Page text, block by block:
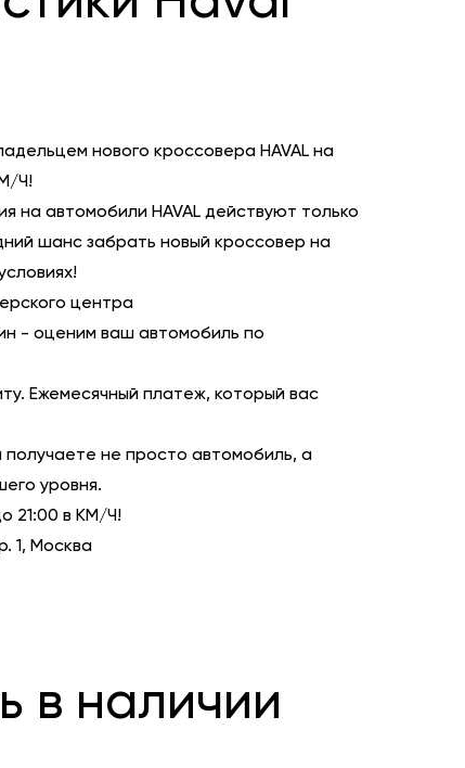
нового кроссовера HAVAL на
Ч!
на автомобили HAVAL действуют только
шанс забрать новый кроссовер на
центра
- оценим ваш автомобиль по
Ежемесячный платеж, который вас
не просто автомобиль, а
уровня.
21:00 в КМ/Ч!
1, Москва
в наличии